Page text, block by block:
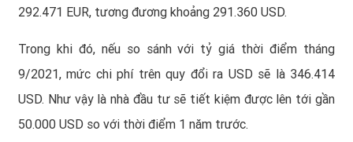
292.471 EUR, tương đương khoảng 291.360 USD.
Trong khi đó, nếu so sánh với tỷ giá thời điểm tháng
9/2021, mức chi phí trên quy đổi ra USD sẽ là 346.414
USD. Như vậy là nhà đầu tư sẽ tiết kiệm được lên tới gần
50.000 USD so với thời điểm 1 năm trước.